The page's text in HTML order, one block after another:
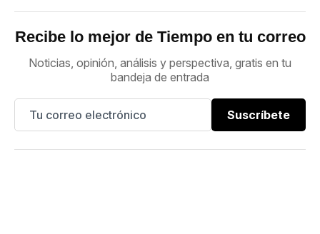
Recibe lo mejor de Tiempo en tu correo
Noticias, opinión, análisis y perspectiva, gratis en tu
bandeja de entrada
Suscríbete